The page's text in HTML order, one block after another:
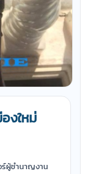
งใหม่
ร์ผู้ชำนาญงาน